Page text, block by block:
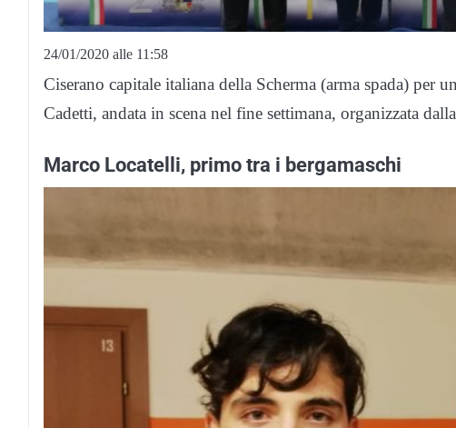
24/01/2020 alle 11:58
Ciserano capitale italiana della Scherma (arma spada) per
Cadetti, andata in scena nel fine settimana, organizzata
Marco Locatelli, primo tra i bergamaschi